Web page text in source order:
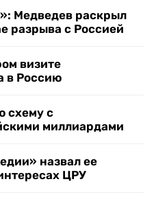
Медведев раскрыл
разрыва с Россией
визите
в Россию
схему с
миллиардами
назвал ее
ЦРУ